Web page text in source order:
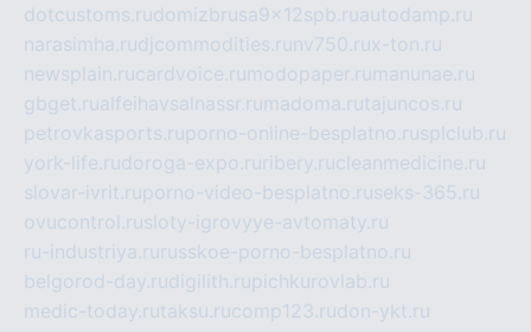
dotcustoms.rudomizbrusa9x12spb.ruautodamp.ru
narasimha.rudjcommodities.ru nv750.rux-ton.ru
newsplain.rucardvoice.ru modopaper.ru manunae.ru
gbget.rualfeihavsalnassr.ru madoma.rutajuncos.ru
petrovkasports.ruporno-online-besplatno.rusplclub.ru
york-life.rudoroga-expo.ru ribery.rucleanmedicine.ru
slovar-ivrit.ruporno-video-besplatno.ruseks-365.ru
ovucontrol.rusloty-igrovyye-avtomaty.ru
ru-industriya.ru russkoe-porno-besplatno.ru
belgorod-day.rudigilith.rupichkurovlab.ru
medic-today.rutaksu.rucomp123.rudon-ykt.ru